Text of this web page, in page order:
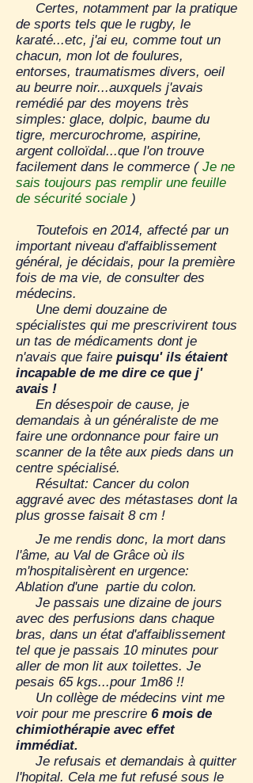
Certes, notamment par la pratique
de sports tels que le rugby, le
karaté...etc, j'ai eu, comme tout un
chacun, mon lot de foulures,
entorses, traumatismes divers, oeil
au beurre noir...auxquels j'avais
remédié par des moyens très
simples: glace, dolpic, baume du
tigre, mercurochrome, aspirine,
argent colloïdal...que l'on trouve
facilement dans le commerce ( Je ne
sais toujours pas remplir une feuille
de sécurité sociale )
Toutefois en 2014, affecté par un
important niveau d'affaiblissement
général, je décidais, pour la première
fois de ma vie, de consulter des
médecins.
Une demi douzaine de
spécialistes qui me prescrivirent tous
un tas de médicaments dont je
n'avais que faire puisqu' ils étaient
incapable de me dire ce que j'
avais !
En désespoir de cause, je
demandais à un généraliste de me
faire une ordonnance pour faire un
scanner de la tête aux pieds dans un
centre spécialisé.
Résultat: Cancer du colon
aggravé avec des métastases dont la
plus grosse faisait 8 cm !
Je me rendis donc, la mort dans
l'âme, au Val de Grâce où ils
m'hospitalisèrent en urgence:
Ablation d'une partie du colon.
Je passais une dizaine de jours
avec des perfusions dans chaque
bras, dans un état d'affaiblissement
tel que je passais 10 minutes pour
aller de mon lit aux toilettes. Je
pesais 65 kgs...pour 1m86 !!
Un collège de médecins vint me
voir pour me prescrire 6 mois de
chimiothérapie avec effet
immédiat.
Je refusais et demandais à quitter
l'hopital. Cela me fut refusé sous le